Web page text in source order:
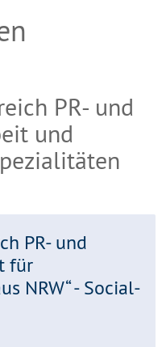
PR- und
und
PR- und
für
NRW“ - Social-